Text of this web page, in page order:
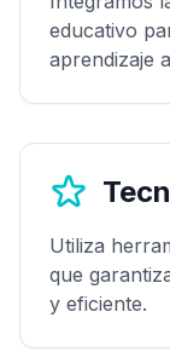
educativo
aprendizaje
Utiliza
que
y eficiente.